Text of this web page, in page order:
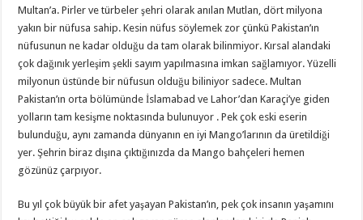
Multan’a. Pirler ve türbeler şehri olarak anılan Mutlan, dört milyona
yakın bir nüfusa sahip. Kesin nüfus söylemek zor çünkü Pakistan’ın
nüfusunun ne kadar olduğu da tam olarak bilinmiyor. Kırsal alandaki
çok dağınık yerleşim şekli sayım yapılmasına imkan sağlamıyor. Yüzelli
milyonun üstünde bir nüfusun olduğu biliniyor sadece. Multan
Pakistan’ın orta bölümünde İslamabad ve Lahor’dan Karaçi’ye giden
yolların tam kesişme noktasında bulunuyor . Pek çok eski eserin
bulunduğu, aynı zamanda dünyanın en iyi Mango’larının da üretildiği
yer. Şehrin biraz dışına çıktığınızda da Mango bahçeleri hemen
gözünüz çarpıyor.
Bu yıl çok büyük bir afet yaşayan Pakistan’ın, pek çok insanın yaşamını